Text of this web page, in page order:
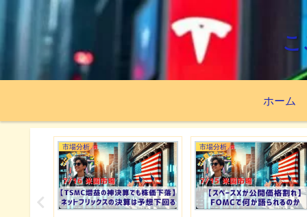
ホーム
市場分析 市場分析